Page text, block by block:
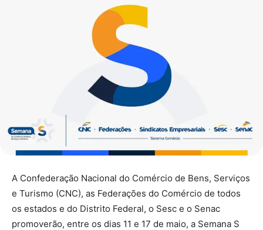
A Confederação Nacional do Comércio de Bens, Serviços
e Turismo (CNC), as Federações do Comércio de todos
os estados e do Distrito Federal, o Sesc e o Senac
promoverão, entre os dias 11 e 17 de maio, a Semana S